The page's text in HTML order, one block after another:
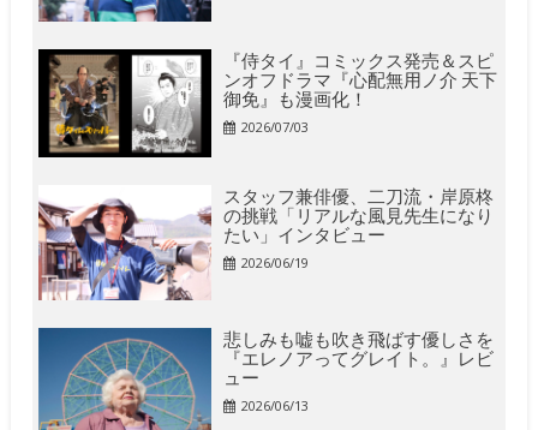
『侍タイ』コミックス発売＆スピ
ンオフドラマ『心配無用ノ介 天下
御免』も漫画化！
2026/07/03
スタッフ兼俳優、二刀流・岸原柊
の挑戦「リアルな風見先生になり
たい」インタビュー
2026/06/19
悲しみも嘘も吹き飛ばす優しさを
『エレノアってグレイト。』レビ
ュー
2026/06/13